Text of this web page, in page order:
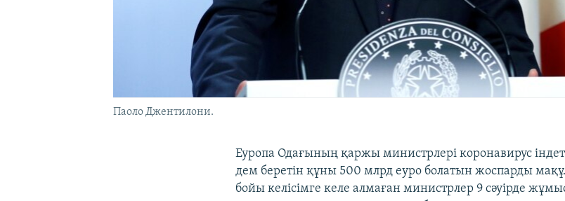
Паоло Джентилони.
Еуропа Одағының қаржы министрлері коронавирус
дем беретін құны 500 млрд еуро болатын жоспарды
бойы келісімге келе алмаған министрлер 9 сәуірде